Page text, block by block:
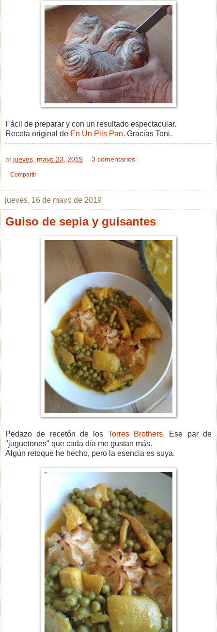
Fácil de preparar y con un resultado espectacular.
Receta original de En Un Plis Pan. Gracias Toni.
at jueves, mayo 23, 2019 3 comentarios:
Compartir
jueves, 16 de mayo de 2019
Guiso de sepia y guisantes
Pedazo de recetón de los Torres Brothers. Ese par de
"juguetones" que cada día me gustan más.
Algún retoque he hecho, pero la esencia es suya.